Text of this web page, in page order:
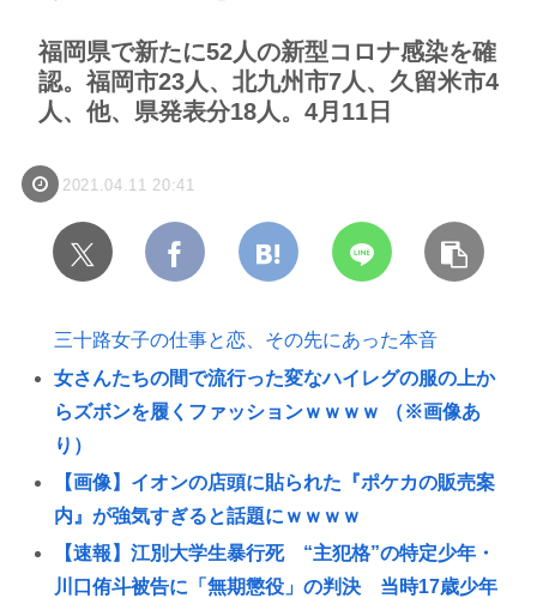
福岡県で新たに52人の新型コロナ感染を確
認。福岡市23人、北九州市7人、久留米市4
人、他、県発表分18人。4月11日
2021.04.11 20:41
三十路女子の仕事と恋、その先にあった本音
女さんたちの間で流行った変なハイレグの服の上か
らズボンを履くファッションｗｗｗｗ （※画像あ
り）
【画像】イオンの店頭に貼られた『ポケカの販売案
内』が強気すぎると話題にｗｗｗｗ
【速報】江別大学生暴行死 “主犯格”の特定少年・
川口侑斗被告に「無期懲役」の判決 当時17歳少年